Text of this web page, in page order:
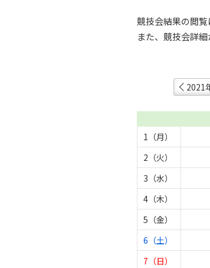
競技会結果の閲覧
また、競技会詳
2021
1（月）
2（火）
3（水）
4（木）
5（金）
6（土）
7（日）